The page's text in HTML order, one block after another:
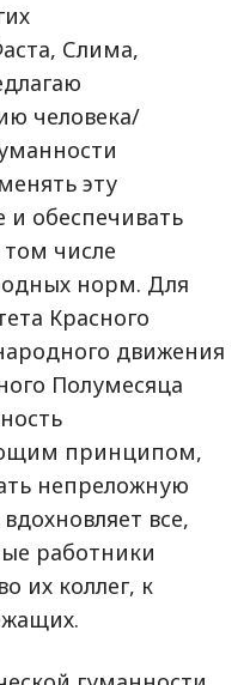
Слима,
человека/
эту
обеспечивать
числе
норм. Для
Красного
движения
Полумесяца
принципом,
непреложную
все,
работники
их коллег, к